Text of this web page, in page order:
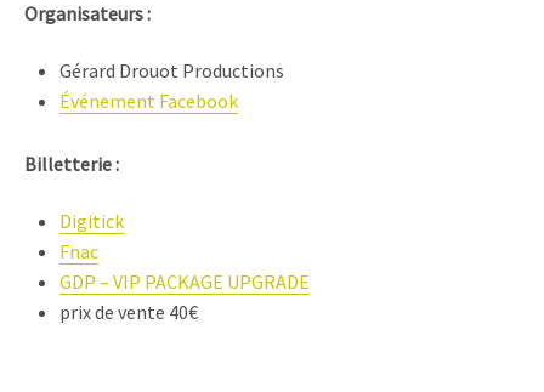
Organisateurs :
Gérard Drouot Productions
Événement Facebook
Billetterie:
Digitick
Fnac
GDP – VIP PACKAGE UPGRADE
prix de vente 40€